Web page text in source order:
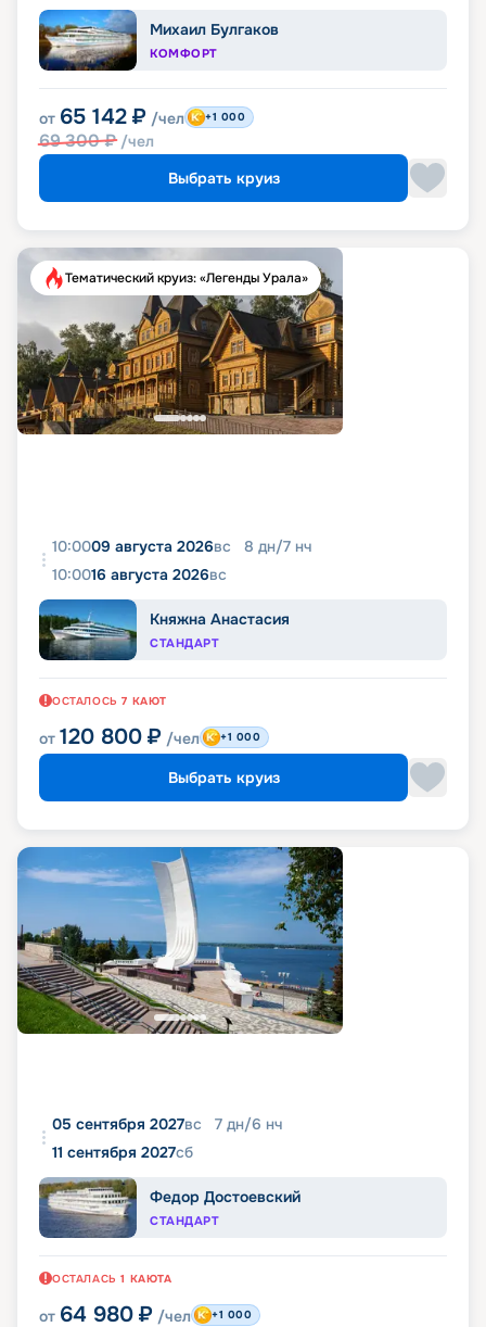
Михаил Булгаков
КОМФОРТ
от 65 142 ₽ /чел
69 300₽ /чел
+1 000
Выбрать круиз
Тематический круиз: «Легенды Урала»
10:0009 августа 2026вс 8 дн/7 нч
10:0016 августа 2026вс
Княжна Анастасия
СТАНДАРТ
ОСТАЛОСЬ 7 КАЮТ
от 120 800 ₽ /чел +1 000
Выбрать круиз
05 сентября 2027вс 7 дн/6 нч
11 сентября 2027сб
Федор Достоевский
СТАНДАРТ
ОСТАЛАСЬ 1 КАЮТА
от 64 980 ₽ /чел +1 000